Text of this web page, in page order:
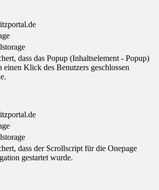
dass das Popup (Inhaltselement - Popup)
einen Klick des Benutzers geschlossen
dass der Scrollscript für die Onepage
gestartet wurde.